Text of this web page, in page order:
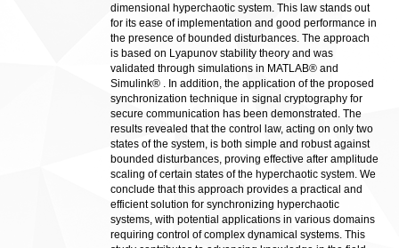
dimensional hyperchaotic system. This law stands out
for its ease of implementation and good performance in
the presence of bounded disturbances. The approach
is based on Lyapunov stability theory and was
validated through simulations in MATLAB® and
Simulink® . In addition, the application of the proposed
synchronization technique in signal cryptography for
secure communication has been demonstrated. The
results revealed that the control law, acting on only two
states of the system, is both simple and robust against
bounded disturbances, proving effective after amplitude
scaling of certain states of the hyperchaotic system. We
conclude that this approach provides a practical and
efficient solution for synchronizing hyperchaotic
systems, with potential applications in various domains
requiring control of complex dynamical systems. This